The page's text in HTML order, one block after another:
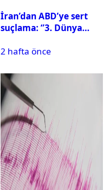
İran’dan ABD’ye sert
suçlama: ‘’3. Dünya
silahları kullandılar’’
2 hafta önce